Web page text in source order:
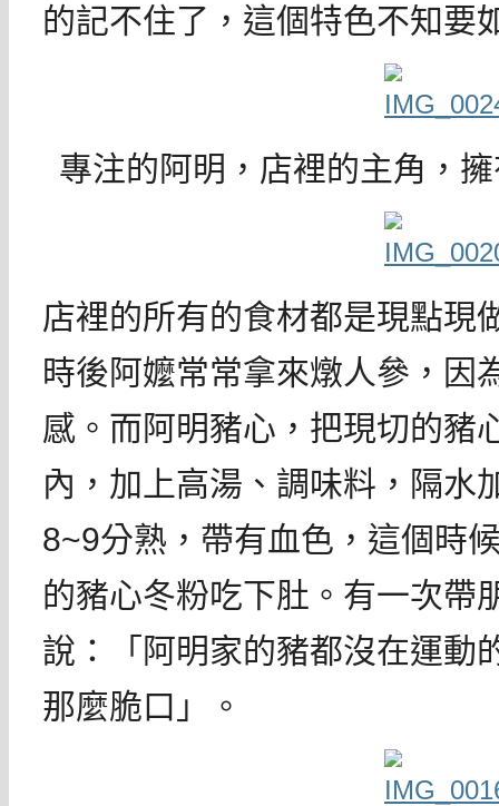
的記不住了，這個特色不知要
專注的阿明，店裡的主角，
店裡的所有的食材都是現點現
時後阿嬤常常拿來燉人參，因
感。而阿明豬心，把現切的豬
內，加上高湯、調味料，隔水
8~9分熟，帶有血色，這個時
的豬心冬粉吃下肚。有一次帶
說：「阿明家的豬都沒在運動
那麼脆口」。